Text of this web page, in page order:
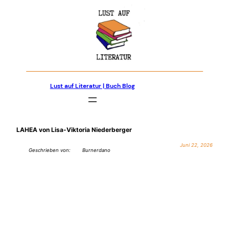
Lust auf Literatur | Buch Blog
LAHEA von Lisa-Viktoria Niederberger
Geschrieben von: Burnerdano
Juni 22, 2026